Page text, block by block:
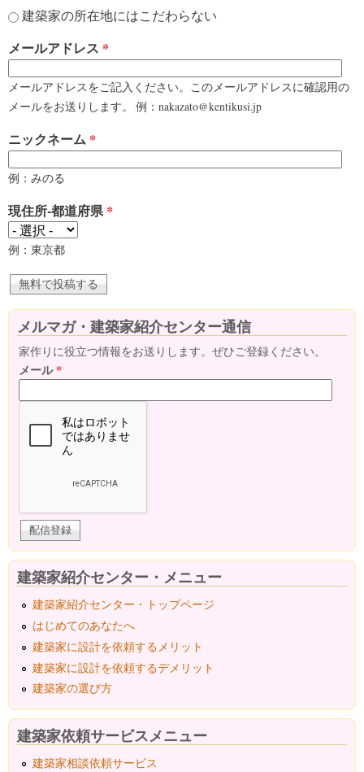
建築家の所在地にはこだわらない
メールアドレス *
メールアドレスをご記入ください。このメールアドレスに確認用の
メールをお送りします。 例：nakazato@kentikusi.jp
ニックネーム *
例：みのる
現住所-都道府県*
例：東京都
メルマガ・建築家紹介センター通信
家作りに役立つ情報をお送りします。ぜひご登録ください。
メール*
建築家紹介センター・メニュー
建築家紹介センター・トップページ
はじめてのあなたへ
建築家に設計を依頼するメリット
建築家に設計を依頼するデメリット
建築家の選び方
建築家依頼サービスメニュー
建築家相談依頼サービス